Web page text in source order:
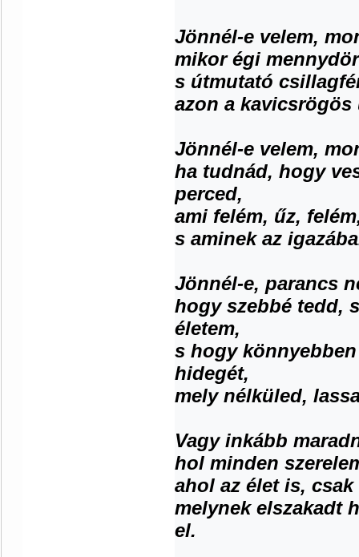
Jönnél-e velem,
mikor égi
s útmutató
azon a
Jönnél-e velem,
ha tudnád, hogy
perced,
ami felém, űz,
s aminek az
Jönnél-e, parancs
hogy szebbé tedd,
életem,
s hogy
hidegét,
mely nélküled,
Vagy inkább
hol minden
ahol az élet is,
melynek elszakadt
el.